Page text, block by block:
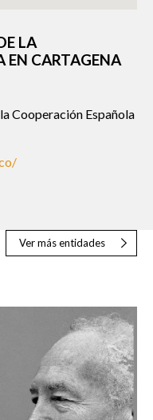
LA
EN CARTAGENA
Cooperación Española
Ver más entidades